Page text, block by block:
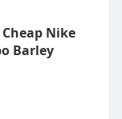
Nike
Barley